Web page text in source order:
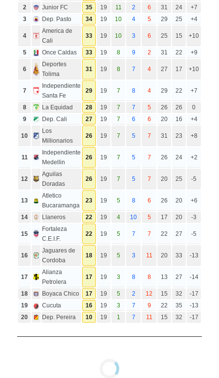
2 Junior FC 35 19 11 2 6 31 24
+7
3
Dep. Pasto 34 19 10 4 5 29 25 +4
4
America de
Cali
33 19 10 3 6 25 15 +10
5 Once Caldas 33 19 8 9 2 31 22 +9
6
Deportes
Tolima
31 19 8 7 4 27 17 +10
7
Independiente
Santa Fe
29 19 7 8 4 29 22 +7
8 La Equidad 28 19 7 7 5 26 26
0
9
Dep. Cali 27 19 7 6 6 20 16 +4
10
Los
Millionarios
26 19 7 5 7 31 23 +8
11
Independiente
Medellin
26 19 7 5 7 26 24 +2
12
Aguilas
Doradas
26 19 7 5 7 20 25 -5
13
Atletico
Bucaramanga
23 19 5 8 6 26 20 +6
14 Llaneros 22 19 4 10 5 17 20 -3
15
Fortaleza
C.E.I.F.
22 19 5 7 7 22 27 -5
16
Jaguares de
Cordoba
18 19 5 3 11 20 33 -13
17
Alianza
Petrolera
17 19 3 8 8 13 27 -14
18 Boyaca Chico 17 19 5 2 12 15 32
-17
19
Cucuta 16 19 3 7 9 22 35
-13
20
Dep. Pereira 10 19 1 7 11 15 32 -17